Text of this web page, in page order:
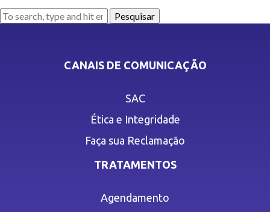
Pesquisar
CANAIS DE COMUNICAÇÃO
SAC
Ética e Integridade
Faça sua Reclamação
TRATAMENTOS
Agendamento